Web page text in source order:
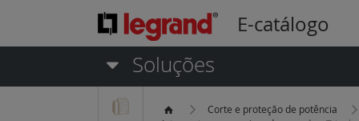
E-catálogo
Soluções
Corte e proteção de potência